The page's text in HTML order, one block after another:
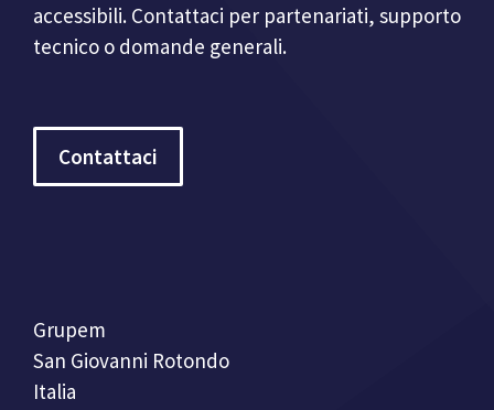
accessibili. Contattaci per partenariati, supporto
tecnico o domande generali.
Contattaci
Grupem
San Giovanni Rotondo
Italia